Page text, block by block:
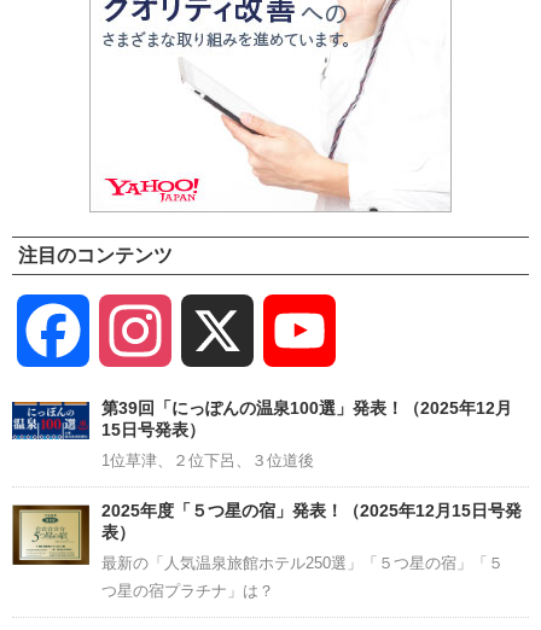
注目のコンテンツ
Facebook Instagram
Channel
第39回「にっぽんの温泉100選」発表！（2025年12月
15日号発表）
1位草津、２位下呂、３位道後
2025年度「５つ星の宿」発表！（2025年12月15日号発
表）
最新の「人気温泉旅館ホテル250選」「５つ星の宿」「５
つ星の宿プラチナ」は？